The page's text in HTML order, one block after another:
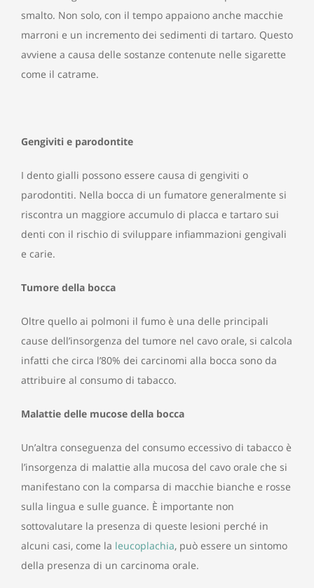
smalto. Non solo, con il tempo appaiono anche macchie
marroni e un incremento dei sedimenti di tartaro. Questo
avviene a causa delle sostanze contenute nelle sigarette
come il catrame.
Gengiviti e parodontite
I dento gialli possono essere causa di gengiviti o
parodontiti. Nella bocca di un fumatore generalmente si
riscontra un maggiore accumulo di placca e tartaro sui
denti con il rischio di sviluppare infiammazioni gengivali
e carie.
Tumore della bocca
Oltre quello ai polmoni il fumo è una delle principali
cause dell’insorgenza del tumore nel cavo orale, si calcola
infatti che circa l’80% dei carcinomi alla bocca sono da
attribuire al consumo di tabacco.
Malattie delle mucose della bocca
Un’altra conseguenza del consumo eccessivo di tabacco è
l’insorgenza di malattie alla mucosa del cavo orale che si
manifestano con la comparsa di macchie bianche e rosse
sulla lingua e sulle guance. È importante non
sottovalutare la presenza di queste lesioni perché in
alcuni casi, come la leucoplachia, può essere un sintomo
della presenza di un carcinoma orale.